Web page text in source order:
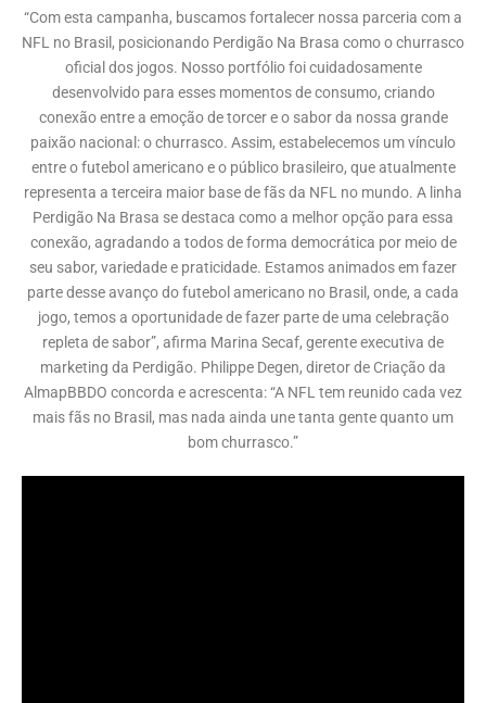
“Com esta campanha, buscamos fortalecer nossa parceria com a
NFL no Brasil, posicionando Perdigão Na Brasa como o churrasco
oficial dos jogos. Nosso portfólio foi cuidadosamente
desenvolvido para esses momentos de consumo, criando
conexão entre a emoção de torcer e o sabor da nossa grande
paixão nacional: o churrasco. Assim, estabelecemos um vínculo
entre o futebol americano e o público brasileiro, que atualmente
representa a terceira maior base de fãs da NFL no mundo. A linha
Perdigão Na Brasa se destaca como a melhor opção para essa
conexão, agradando a todos de forma democrática por meio de
seu sabor, variedade e praticidade. Estamos animados em fazer
parte desse avanço do futebol americano no Brasil, onde, a cada
jogo, temos a oportunidade de fazer parte de uma celebração
repleta de sabor”, afirma Marina Secaf, gerente executiva de
marketing da Perdigão. Philippe Degen, diretor de Criação da
AlmapBBDO concorda e acrescenta: “A NFL tem reunido cada vez
mais fãs no Brasil, mas nada ainda une tanta gente quanto um
bom churrasco.”